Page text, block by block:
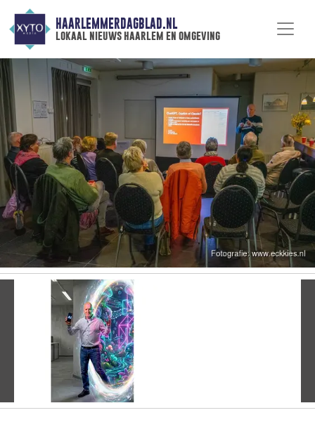
HAARLEMMERDAGBLAD.NL
lokaal nieuws haarlem en omgeving